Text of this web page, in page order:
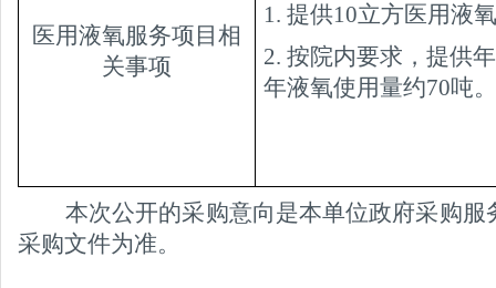
医用液氧服务项目相
关事项
1. 提供10立方医用液
2. 按院内要求， 提供
年液氧使用量约70吨。
本次公开的采购意向是本单位政府采购
采购文件为准。